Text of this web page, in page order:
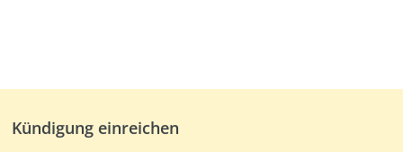
Kündigung einreichen